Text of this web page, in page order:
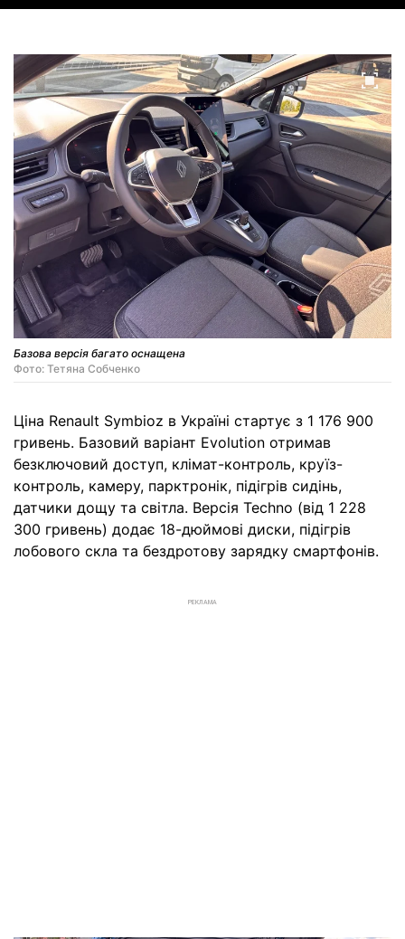
Базова версія багато оснащена
Фото: Тетяна Собченко
Ціна Renault Symbioz в Україні стартує з 1 176 900
гривень. Базовий варіант Evolution отримав
безключовий доступ, клімат-контроль, круїз-
контроль, камеру, парктронік, підігрів сидінь,
датчики дощу та світла. Версія Techno (від 1 228
300 гривень) додає 18-дюймові диски, підігрів
лобового скла та бездротову зарядку смартфонів.
РЕКЛАМА